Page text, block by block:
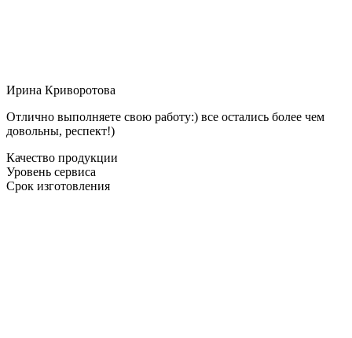
Ирина Криворотова
Отлично выполняете свою работу:) все остались более чем
довольны, респект!)
Качество продукции
Уровень сервиса
Срок изготовления